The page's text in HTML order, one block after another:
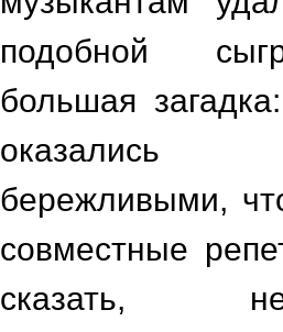
подобной
большая
оказались
бережливыми,
совместные
сказать,